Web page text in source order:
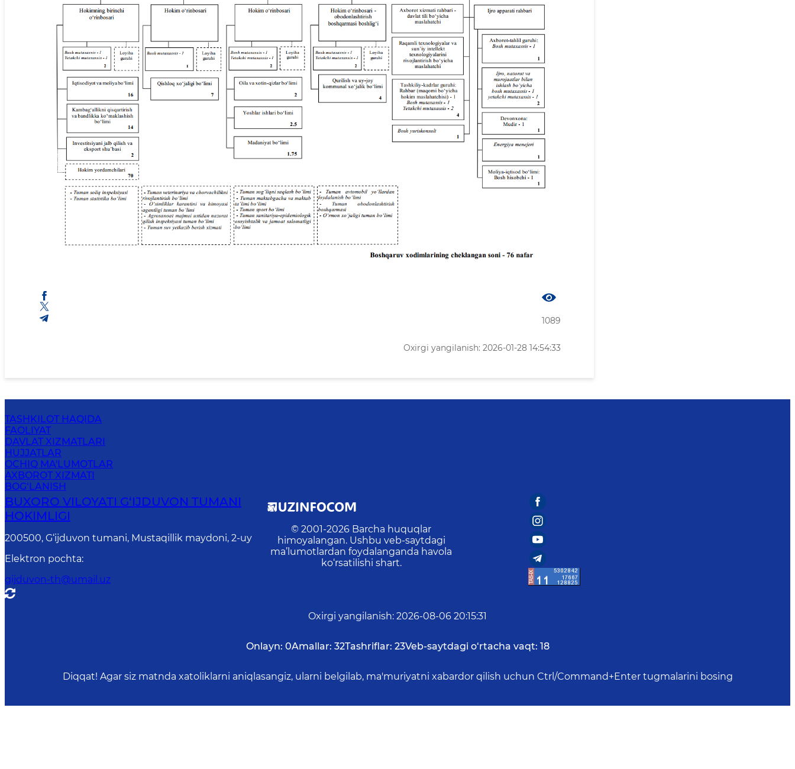
1089
Oxirgi yangilanish: 2026-01-28 14:54:33
TASHKILOT HAQIDA
FAOLIYAT
DAVLAT XIZMATLARI
HUJJATLAR
OCHIQ MA'LUMOTLAR
AXBOROT XIZMATI
BOG‘LANISH
BUXORO VILOYATI G‘IJDUVON TUMANI
HOKIMLIGI
200500, G‘ijduvon tumani, Mustaqillik maydoni, 2-uy
Elektron pochta:
gijduvon-th@umail.uz
© 2001-2026 Barcha huquqlar
himoyalangan. Ushbu veb-saytdagi
ma’lumotlardan foydalanganda havola
ko‘rsatilishi shart.
Oxirgi yangilanish: 2026-08-06 20:15:31
Onlayn: 0Amallar: 32Tashriflar: 23Veb-saytdagi o‘rtacha vaqt: 18
Diqqat! Agar siz matnda xatoliklarni aniqlasangiz, ularni belgilab, ma'muriyatni xabardor qilish uchun Ctrl/Command+Enter tugmalarini bosing